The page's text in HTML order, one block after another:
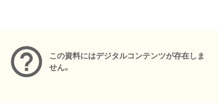
この資料にはデジタルコンテンツが存在しま
せん。